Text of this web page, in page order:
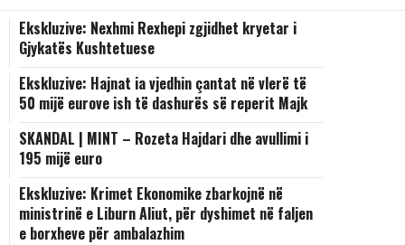
Ekskluzive: Nexhmi Rexhepi zgjidhet kryetar i
Gjykatës Kushtetuese
Ekskluzive: Hajnat ia vjedhin çantat në vlerë të
50 mijë eurove ish të dashurës së reperit Majk
SKANDAL | MINT – Rozeta Hajdari dhe avullimi i
195 mijë euro
Ekskluzive: Krimet Ekonomike zbarkojnë në
ministrinë e Liburn Aliut, për dyshimet në faljen
e borxheve për ambalazhim